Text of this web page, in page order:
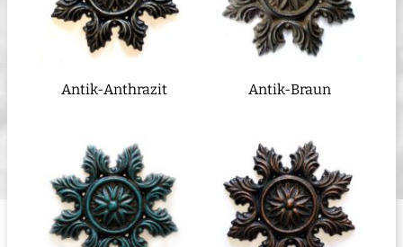
Antik-Anthrazit Antik-Braun